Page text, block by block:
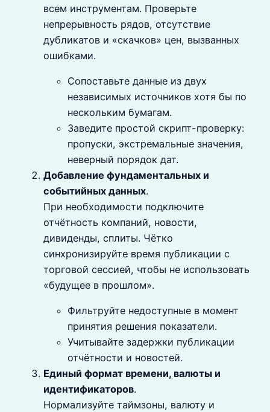
всем инструментам. Проверьте
непрерывность рядов, отсутствие
дубликатов и «скачков» цен, вызванных
ошибками.
Сопоставьте данные из двух
независимых источников хотя бы по
нескольким бумагам.
Заведите простой скрипт-проверку:
пропуски, экстремальные значения,
неверный порядок дат.
Добавление фундаментальных и
событийных данных.
При необходимости подключите
отчётность компаний, новости,
дивиденды, сплиты. Чётко
синхронизируйте время публикации с
торговой сессией, чтобы не использовать
«будущее в прошлом».
Фильтруйте недоступные в момент
принятия решения показатели.
Учитывайте задержки публикации
отчётности и новостей.
Единый формат времени, валюты и
идентификаторов.
Нормализуйте таймзоны, валюту и